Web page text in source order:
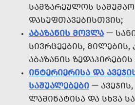
ᲡᲐᲛᲖᲐᲠᲔᲣᲚᲝᲡ
ᲓᲐᲡᲣᲤᲗᲐᲕᲔᲑᲘᲡᲗᲕᲘᲡ;
ᲐᲑᲐᲖᲐᲜᲘᲡ ᲛᲝᲕᲚᲐ —
ᲡᲘᲕᲠᲪᲔᲔᲑᲘᲡ, ᲛᲘᲚᲔᲑᲘᲡ,
ᲐᲑᲐᲖᲐᲜᲘᲡ
ᲘᲜᲢᲔᲠᲘᲔᲠᲘᲡᲐ ᲓᲐ
ᲡᲐᲨᲣᲐᲚᲔᲑᲔᲑᲘ —
ᲚᲐᲛᲘᲜᲐᲢᲘᲡᲐ ᲓᲐ ᲡᲮᲕᲐ